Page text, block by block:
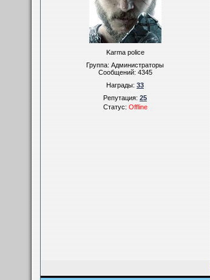
Karma police
Группа: Администраторы
Сообщений:4345
Награды:33
Репутация:25
Статус:Offline